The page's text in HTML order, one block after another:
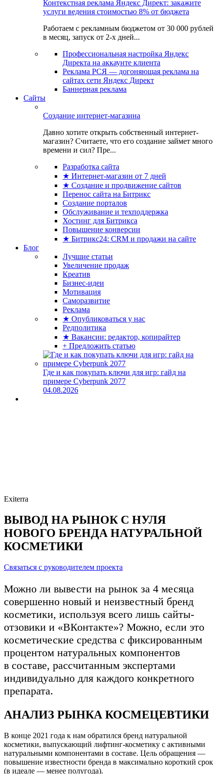
Контекстная реклама Яндекс Директ: закажите
услуги ведения стоимостью 8% от бюджета
Работаем с рекламным бюджетом от 30 000 рублей
в месяц, запуск от 2-х дней...
Профессиональная настройка Яндекс
Директа на аккаунте клиента
Реклама РСЯ — догоняющая реклама на
сайтах сети Яндекс Директ
Баннерная реклама
Сайты
Создание интернет-магазина
Давно хотите открыть собственный интернет-
магазин? Считаете, что его создание займет много
времени и сил? Пре...
Разработка сайта
★ Интернет-магазин от 7 дней
★ Создание и продвижение сайтов
Перенос сайта на Битрикс
Создание порталов
Обслуживание и техподдержка
Хостинг для Битрикса
Повышение конверсии
★ Битрикс24: CRM и продажи на сайте
Блог
Лучшие статьи
Увеличение продаж
Креатив
Бизнес-идеи
Мотивация
Саморазвитие
Реклама
★ Опубликоваться у нас
Редполитика
★ Вакансии: редактор, копирайтер
+ Предложить статью
Где и как покупать ключи для игр: гайд на
примере Cyberpunk 2077
04.08.2026
Exiterra
ВЫВОД НА РЫНОК С НУЛЯ
НОВОГО БРЕНДА НАТУРАЛЬНОЙ
КОСМЕТИКИ
Связаться с руководителем проекта
Можно ли вывести на рынок за 4 месяца
совершенно новый и неизвестный бренд
косметики, используя всего лишь сайты-
отзовики и «ВКонтакте»? Можно, если это
косметические средства с фиксированным
процентом натуральных компонентов
в составе, рассчитанным экспертами
индивидуально для каждого конкретного
препарата.
АНАЛИЗ РЫНКА КОСМЕЦЕВТИКИ
В конце 2021 года к нам обратился бренд натуральной
косметики, выпускающий лифтинг-косметику с активными
натуральными компонентами в составе. Цель обращения —
повышение известности бренда в максимально короткий срок
(в идеале — менее полугода).